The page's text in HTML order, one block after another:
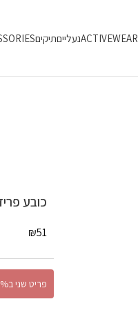
ACTIVEWEARנעלייםתיקים
כובע פריז
₪51
פריט שני ב50% הנחה!